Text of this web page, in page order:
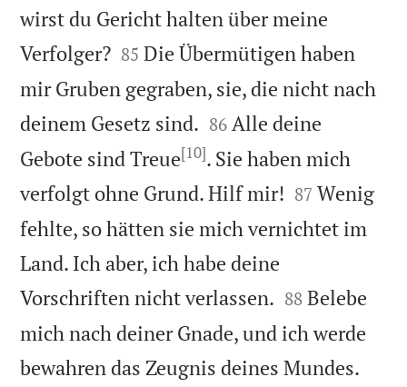
wirst du Gericht halten über meine
Verfolger?
85 Die Übermütigen haben
mir Gruben gegraben, sie, die nicht nach
deinem Gesetz sind. 

86 Alle deine
Gebote sind Treue[10]. Sie haben mich
verfolgt ohne Grund. Hilf mir! 

87 Wenig
fehlte, so hätten sie mich vernichtet im
Land. Ich aber, ich habe deine
Vorschriften nicht verlassen. 

88 Belebe
mich nach deiner Gnade, und ich werde
bewahren das Zeugnis deines Mundes.